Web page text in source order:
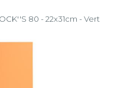
80 - 22x31cm - Vert